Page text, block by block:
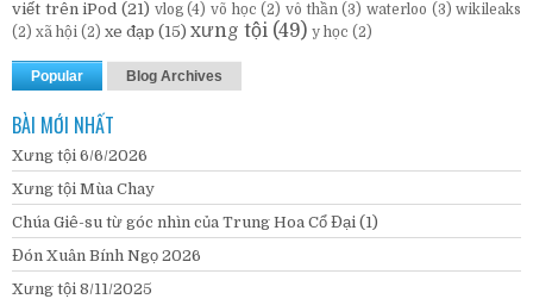
viết trên iPod (21) vlog (4) võ học (2) vô thần (3) waterloo (3) wikileaks
(2) xã hội (2) xe đạp (15) xưng tội (49) y học (2)
Popular Blog Archives
BÀI MỚI NHẤT
Xưng tội 6/6/2026
Xưng tội Mùa Chay
Chúa Giê-su từ góc nhìn của Trung Hoa Cổ Đại (1)
Đón Xuân Bính Ngọ 2026
Xưng tội 8/11/2025